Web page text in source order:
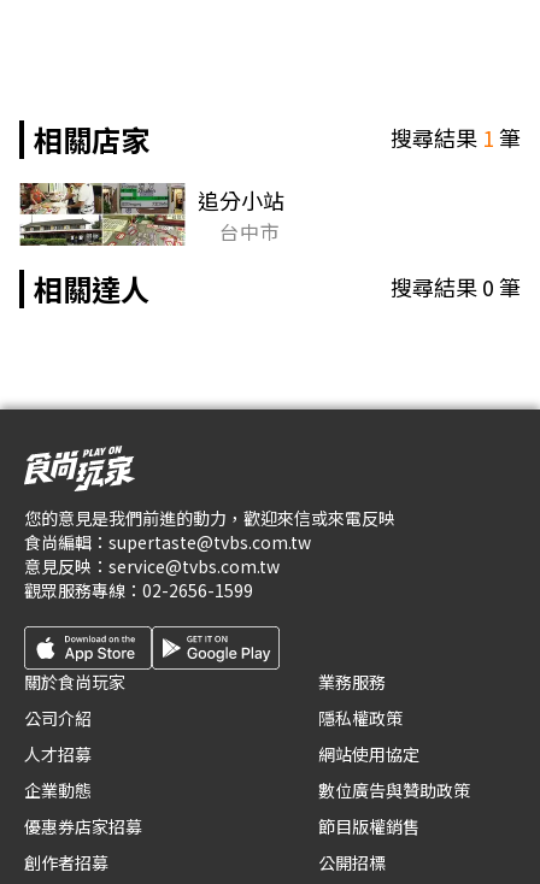
相關店家 搜尋結果 1筆
追分小站
台中市
相關達人 搜尋結果0筆
您的意見是我們前進的動力，歡迎來信或來電反映
食尚編輯： supertaste@tvbs.com.tw
意見反映： service@tvbs.com.tw
觀眾服務專線： 02-2656-1599
關於食尚玩家
公司介紹
人才招募
企業動態
優惠券店家招募
創作者招募
業務服務
隱私權政策
網站使用協定
數位廣告與贊助政策
節目版權銷售
公開招標